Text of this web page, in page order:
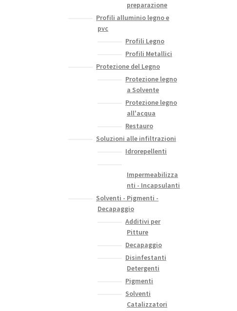
preparazione
Profili alluminio legno e
pvc
Profili Legno
Profili Metallici
Protezione del Legno
Protezione legno
a Solvente
Protezione legno
all'acqua
Restauro
Soluzioni alle infiltrazioni
Idrorepellenti
Impermeabilizza
nti - Incapsulanti
Solventi - Pigmenti -
Decapaggio
Additivi per
Pitture
Decapaggio
Disinfestanti
Detergenti
Pigmenti
Solventi
Catalizzatori